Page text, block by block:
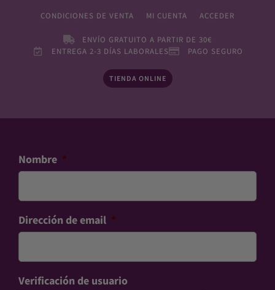
CONDICIONES DE VENTA MI CUENTA ACCEDER
ENVÍO GRATUITO A PARTIR DE 30€
ENTREGA 2-3 DÍAS LABORALES
PAGO SEGURO
TIENDA ONLINE
Nombre *
Dirección de email *
Verificación de usuario